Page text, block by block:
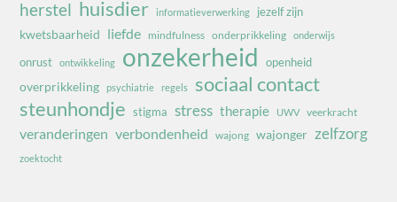
herstel huisdier informatieverwerking jezelf zijn
kwetsbaarheid liefde mindfulness onderprikkeling onderwijs
onrust ontwikkeling onzekerheid openheid
overprikkeling psychiatrie regels
sociaal contact
steunhondje stigma stress therapie UWV veerkracht
veranderingen verbondenheid wajong wajonger zelfzorg
zoektocht